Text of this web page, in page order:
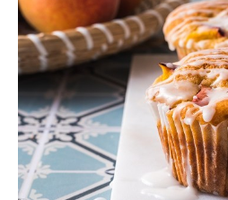
Επικοινωνία
Συνεργασίες
Moments of Mine
FAQ